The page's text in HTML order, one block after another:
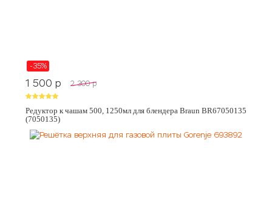
-35%
1 500 p 2 300 p
Редуктор к чашам 500, 1250мл для блендера Braun BR67050135
(7050135)